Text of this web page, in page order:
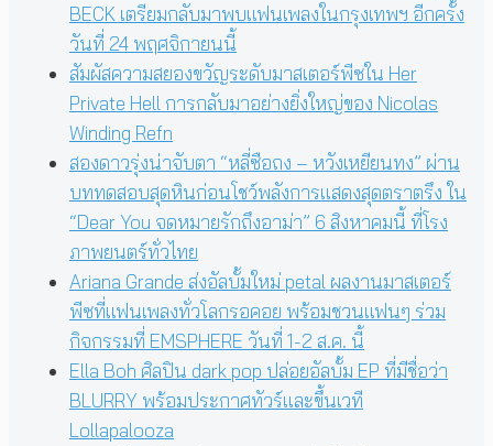
BECK เตรียมกลับมาพบแฟนเพลงในกรุงเทพฯ อีกครั้ง
วันที่ 24 พฤศจิกายนนี้
สัมผัสความสยองขวัญระดับมาสเตอร์พีซใน Her
Private Hell การกลับมาอย่างยิ่งใหญ่ของ Nicolas
Winding Refn
สองดาวรุ่งน่าจับตา “หลี่ซือถง – หวังเหยียนทง” ผ่าน
บททดสอบสุดหินก่อนโชว์พลังการแสดงสุดตราตรึง ใน
“Dear You จดหมายรักถึงอาม่า” 6 สิงหาคมนี้ ที่โรง
ภาพยนตร์ทั่วไทย
Ariana Grande ส่งอัลบั้มใหม่ petal ผลงานมาสเตอร์
พีซที่แฟนเพลงทั่วโลกรอคอย พร้อมชวนแฟนๆ ร่วม
กิจกรรมที่ EMSPHERE วันที่ 1-2 ส.ค. นี้
Ella Boh ศิลปิน dark pop ปล่อยอัลบั้ม EP ที่มีชื่อว่า
BLURRY พร้อมประกาศทัวร์และขึ้นเวที
Lollapalooza